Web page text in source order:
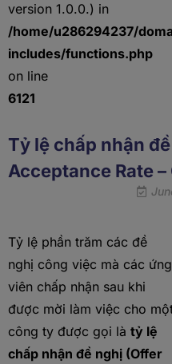
version 1.0.0.) in
/home/u286294237/
includes/functions.php
on line
6121
Tỷ lệ chấp nhận
Acceptance Rate –
Tỷ lệ phần trăm các đề
nghị công việc mà các ứng
viên chấp nhận sau khi
được mời làm việc cho
công ty được gọi là tỷ lệ
chấp nhận đề nghị (Offer